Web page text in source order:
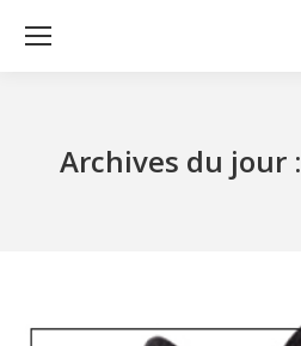
Archives du jour :